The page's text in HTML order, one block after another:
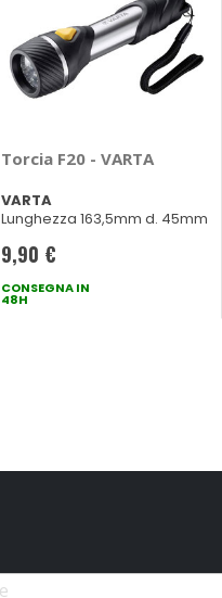
Torcia F20 - VARTA
VARTA
Lunghezza 163,5mm d. 45mm
9,90 €
CONSEGNA IN
48H